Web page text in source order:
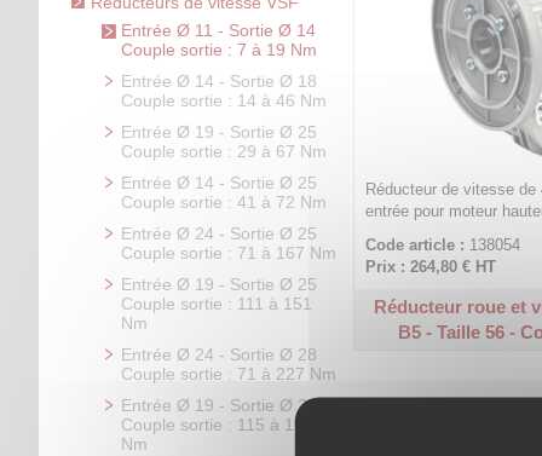
Entrée Ø 11 - Sortie Ø 14
Couple sortie : 7 à 19 Nm
Entrée Ø 14 - Sortie Ø 18
Couple sortie : 14 à 46 Nm
Entrée Ø 19 - Sortie Ø 25
Couple sortie : 29 à 67 Nm
Entrée Ø 14 - Sortie Ø 25
Couple sortie : 41 à 72 Nm
Entrée Ø 24 - Sortie Ø 25
Couple sortie : 71 à 167 Nm
Entrée Ø 19 - Sortie Ø 25
Couple sortie : 111 à 151
Nm
Entrée Ø 24 - Sortie Ø 28
Couple sortie : 71 à 227 Nm
Entrée Ø 19 - Sortie Ø 28
Couple sortie : 115 à 152
Nm
Réducteur de vitesse
entrée pour moteur
Code article : 138054
Prix : 264,80 € HT
Réducteur roue et
B5 - Taille 56 -